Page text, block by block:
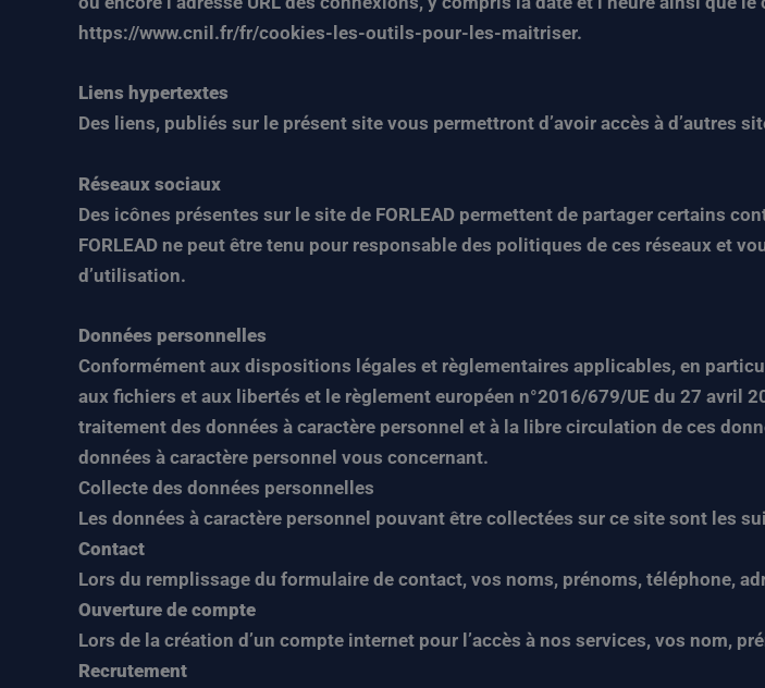
https://www.cnil.fr/fr/cookies-les-outils-pour-les-maitriser.
Liens hypertextes
Des liens, publiés sur le présent site vous permettront d’avoir accès à d’autres
Réseaux sociaux
Des icônes présentes sur le site de FORLEAD permettent de partager certains
FORLEAD ne peut être tenu pour responsable des politiques de ces réseaux et
d’utilisation.
Données personnelles
Conformément aux dispositions légales et règlementaires applicables, en
aux fichiers et aux libertés et le règlement européen n°2016/679/UE du 27 avril
traitement des données à caractère personnel et à la libre circulation de ces
données à caractère personnel vous concernant.
Collecte des données personnelles
Les données à caractère personnel pouvant être collectées sur ce site sont les
Contact
Lors du remplissage du formulaire de contact, vos noms, prénoms, téléphone,
Ouverture de compte
Lors de la création d’un compte internet pour l’accès à nos services, vos nom,
Recrutement